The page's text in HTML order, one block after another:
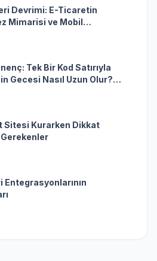
Devrimi: E-Ticaretin
Mimarisi ve Mobil
Kurumsal Anahtarı
Tek Bir Kod Satırıyla
Gecesi Nasıl Uzun Olur?
Yazılımın Güçlü Rolü)
Sitesi Kurarken Dikkat
Entegrasyonlarının